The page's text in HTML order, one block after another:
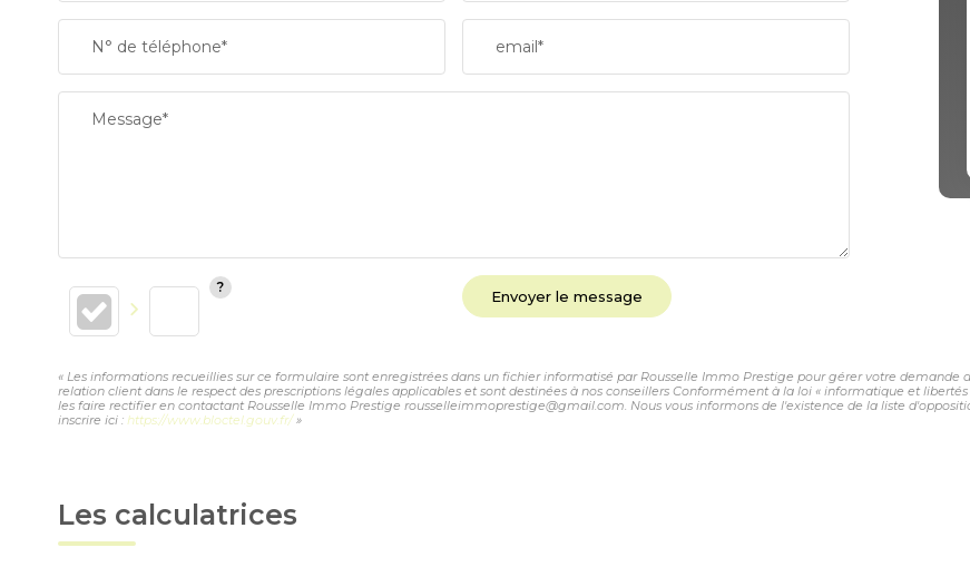
N° de téléphone* email*
Message*
Envoyer le message
« Les informations recueillies sur ce formulaire sont enregistrées dans un fichier informatisé par Rousselle Immo Prestige pour gérer votre demande
relation client dans le respect des prescriptions légales applicables et sont destinées à nos conseillers Conformément à la loi « informatique et
les faire rectifier en contactant Rousselle Immo Prestige rousselleimmoprestige@gmail.com. Nous vous informons de l'existence de la liste
inscrire ici : https://www.bloctel.gouv.fr/»
Les calculatrices